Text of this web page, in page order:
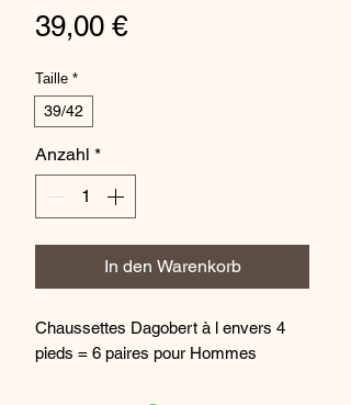
39,00 €Preis
Taille *
39/42
Anzahl *
In den Warenkorb
Chaussettes Dagobert à l envers 4
pieds = 6 paires pour Hommes